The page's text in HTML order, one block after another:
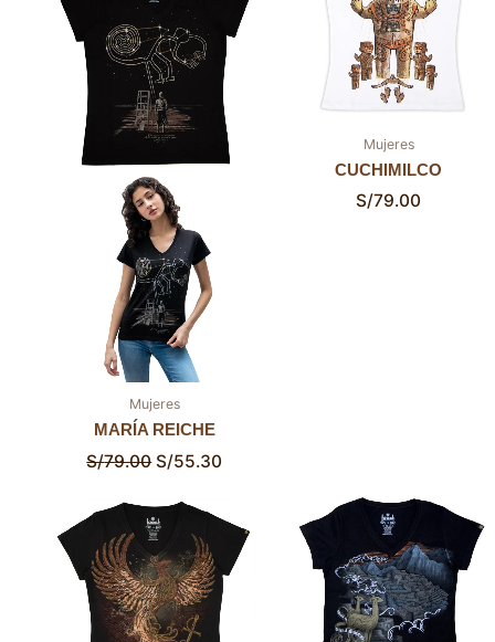
Mujeres
MARÍA REICHE
S/79.00
S/79.00.
S/55.30
S/55.30.
Mujeres
CUCHIMILCO
S/79.00